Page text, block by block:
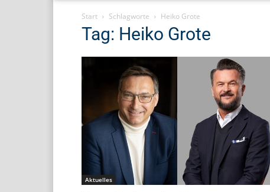
Start Schlagworte Heiko Grote
Tag: Heiko Grote
Aktuelles